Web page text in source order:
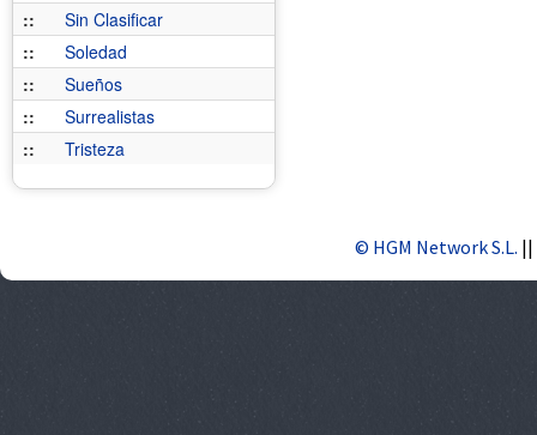
::
Sin Clasificar
::
Soledad
::
Sueños
::
Surrealistas
::
Tristeza
© HGM Network S.L. ||